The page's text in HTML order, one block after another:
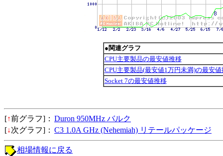
●関連グラフ
CPU主要製品の最安値推移
CPU主要製品(最安値1万円未満)の最安値
Socket 7の最安値推移
[↑前グラフ]： Duron 950MHz バルク
[↓次グラフ]： C3 1.0A GHz (Nehemiah) リテールパッケージ
相場情報に戻る